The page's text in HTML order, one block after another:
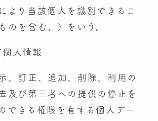
より当該個人を識別できるこ
のを含む。）をいう。
人情報
、訂正、追加、削除、利用の
及び第三者への提供の停止を
できる権限を有する個人デー